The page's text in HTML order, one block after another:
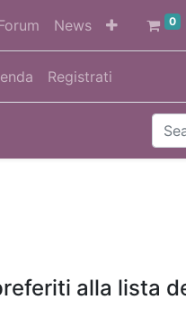
News 0
Registrati
alla lista